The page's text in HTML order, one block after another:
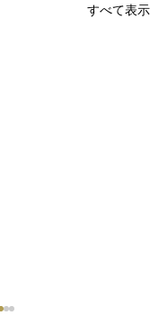
すべて表示